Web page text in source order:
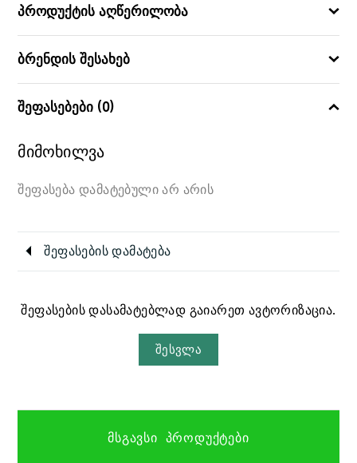
პროდუქტის აღწერილობა
ბრენდის შესახებ
შეფასებები (0)
მიმოხილვა
შეფასება დამატებული არ არის
შეფასების დამატება
შეფასების დასამატებლად გაიარეთ ავტორიზაცია.
შესვლა
ᲛᲡᲒᲐᲕᲡᲘ ᲞᲠᲝᲓᲣᲥᲢᲔᲑᲘ